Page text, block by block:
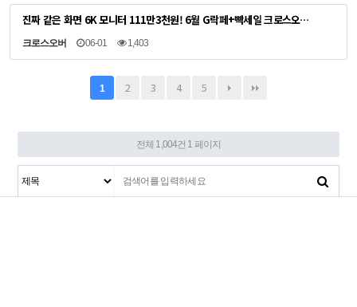
진짜 같은 화면 6K 모니터 111만3천원! 6월 G락페+빡세일 크로스오…
크로스오버 06-01 1,403
1 2 3 4 5
전체 1,004건 1 페이지